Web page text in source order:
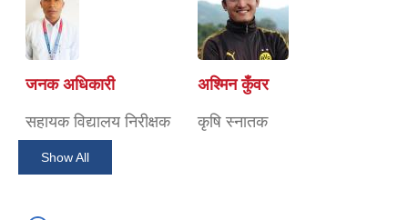
जनक अधिकारी
सहायक विद्यालय निरीक्षक
अश्मिन कुँवर
कृषि स्नातक
Show All